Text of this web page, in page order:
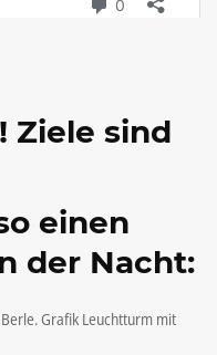
Ziele sind
einen
der Nacht: